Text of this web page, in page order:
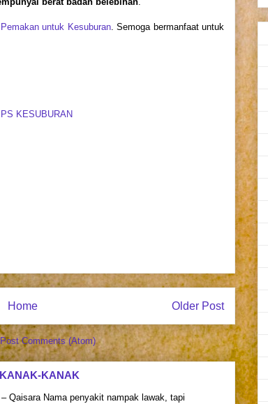
untuk Kesuburan. Semoga bermanfaat untuk
KESUBURAN
Older Post
Home
Post Comments (Atom)
KANAK
Qaisara Nama penyakit nampak lawak, tapi